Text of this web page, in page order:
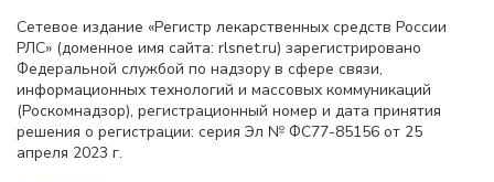
Сетевое издание «Регистр лекарственных средств России
РЛС» (доменное имя сайта: rlsnet.ru) зарегистрировано
Федеральной службой по надзору в сфере связи,
информационных технологий и массовых коммуникаций
(Роскомнадзор), регистрационный номер и дата принятия
решения о регистрации: серия Эл № ФС77-85156 от 25
апреля 2023 г.